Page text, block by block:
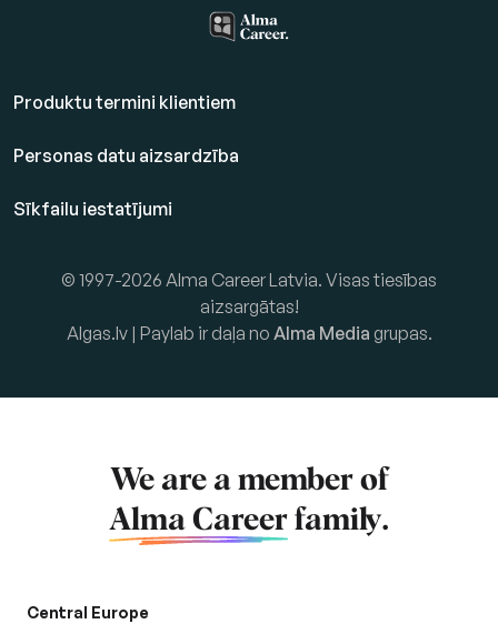
Produktu termini klientiem
Personas datu aizsardzība
Sīkfailu iestatījumi
© 1997-2026 Alma Career Latvia. Visas tiesības
aizsargātas!
Algas.lv | Paylab ir daļa no Alma Media grupas.
We are a member of
Alma Career family.
Central Europe